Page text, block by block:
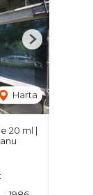
Harta
Next
20 ml |